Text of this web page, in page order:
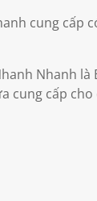
cung cấp
Nhanh là
cung cấp cho